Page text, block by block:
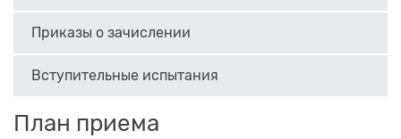
Приказы о зачислении
Вступительные испытания
План приема